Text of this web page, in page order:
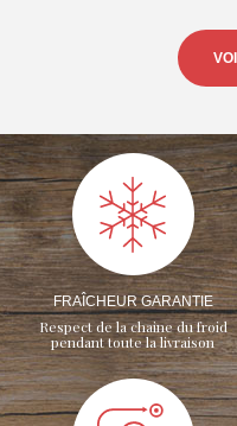
FRAÎCHEUR GARANTIE
Respect de la chaine du froid
pendant toute la livraison